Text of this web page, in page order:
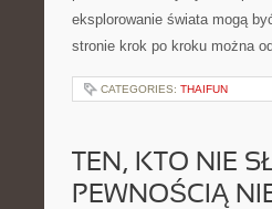
eksplorowanie świata mogą
stronie krok po kroku można
CATEGORIES: THAIFUN
TEN, KTO NIE
PEWNOŚCIĄ